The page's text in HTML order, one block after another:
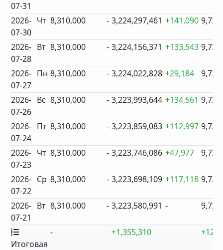
07-31
2026-
07-30
Чт 8,310,000 - 3,224,297,461 +141,090 9,727
2026-
07-28
Вт 8,310,000 - 3,224,156,371 +133,543 9,726
2026-
07-27
Пн 8,310,000 - 3,224,022,828 +29,184 9,725
2026-
07-26
Вс 8,310,000 - 3,223,993,644 +134,561 9,724
2026-
07-24
Пт 8,310,000 - 3,223,859,083 +112,997 9,724
2026-
07-23
Чт 8,310,000 - 3,223,746,086 +47,977 9,723
2026-
07-22
Ср 8,310,000 - 3,223,698,109 +117,118 9,722
2026-
07-21
Вт 8,310,000 - 3,223,580,991 - 9,721
Итоговая
- +1,355,310 +12